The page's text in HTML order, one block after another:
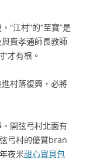
“江村”的“至寶”是
費孝通師長教師
才有根。
村落復興，必將
開弦弓村北面有
弓村的優質bran
夜米甜心寶貝包